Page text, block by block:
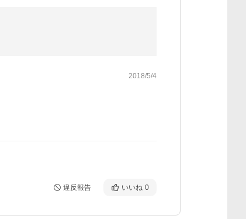
2018/5/4
違反報告 いいね 0